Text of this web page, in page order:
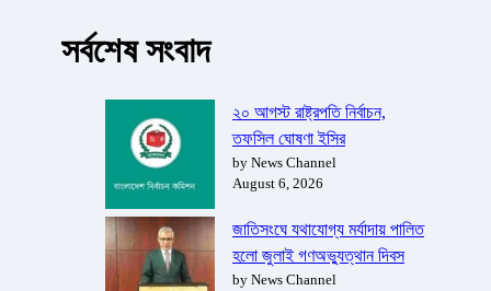
সর্বশেষ সংবাদ
২০ আগস্ট রাষ্ট্রপতি নির্বাচন,
তফসিল ঘোষণা ইসির
by News Channel
August 6, 2026
জাতিসংঘে যথাযোগ্য মর্যাদায় পালিত
হলো জুলাই গণঅভ্যুত্থান দিবস
by News Channel